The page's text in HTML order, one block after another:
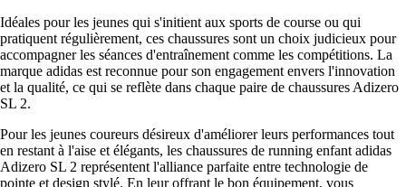
Idéales pour les jeunes qui s'initient aux sports de course ou qui
pratiquent régulièrement, ces chaussures sont un choix judicieux pour
accompagner les séances d'entraînement comme les compétitions. La
marque adidas est reconnue pour son engagement envers l'innovation
et la qualité, ce qui se reflète dans chaque paire de chaussures Adizero
SL 2.
Pour les jeunes coureurs désireux d'améliorer leurs performances tout
en restant à l'aise et élégants, les chaussures de running enfant adidas
Adizero SL 2 représentent l'alliance parfaite entre technologie de
pointe et design stylé. En leur offrant le bon équipement, vous